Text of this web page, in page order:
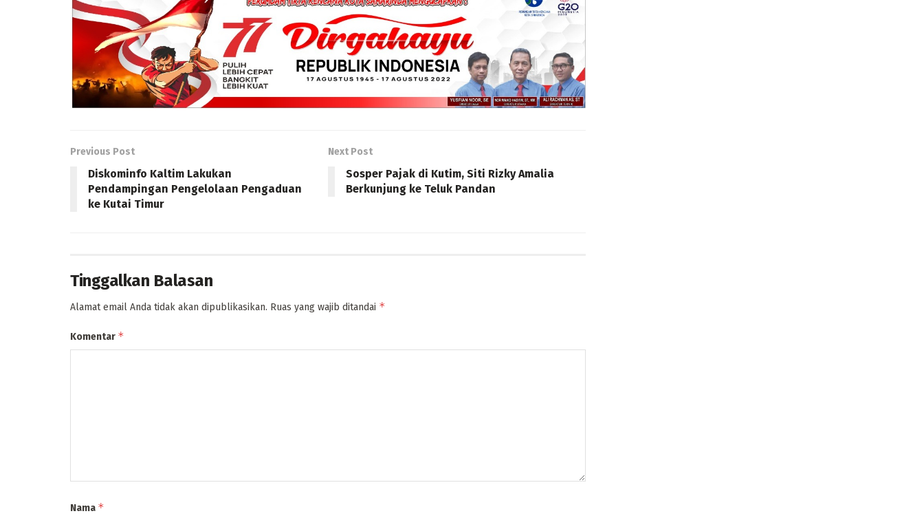
Previous Post
Diskominfo Kaltim Lakukan
Pendampingan Pengelolaan Pengaduan
ke Kutai Timur
Next Post
Sosper Pajak di Kutim, Siti Rizky Amalia
Berkunjung ke Teluk Pandan
Tinggalkan Balasan
Alamat email Anda tidak akan dipublikasikan. Ruas yang wajib ditandai *
Komentar *
Nama *